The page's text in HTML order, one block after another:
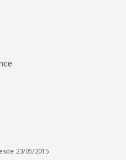
23/05/2015